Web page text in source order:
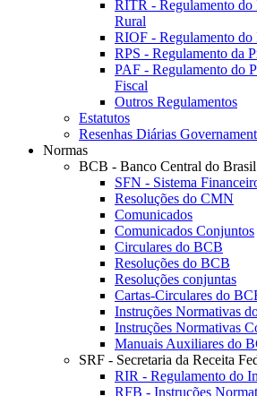
RITR - Regulamento do
Rural
RIOF - Regulamento do
RPS - Regulamento da
PAF - Regulamento do
Fiscal
Outros Regulamentos
Estatutos
Resenhas Diárias
Normas
BCB - Banco Central do Brasil
SFN - Sistema
Resoluções do CMN
Comunicados
Comunicados Conjuntos
Circulares do BCB
Resoluções do BCB
Resoluções conjuntas
Cartas-Circulares do
Instruções Normativas
Instruções Normativas
Manuais Auxiliares do
SRF - Secretaria da Receita
RIR - Regulamento do
RFB - Instruções